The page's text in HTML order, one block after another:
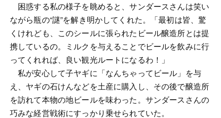
困惑する私の様子を眺めると、サンダースさんは笑い
ながら瓶の“謎”を解き明かしてくれた。「最初は皆、驚
くけれども、このシールに張られたビール醸造所とは提
携しているの。ミルクを与えることでビールを飲みに行
ってくれれば、良い観光ルートになるわ！」
私が安心して子ヤギに「なんちゃってビール」を与
え、ヤギの石けんなどを土産に購入し、その後で醸造所
を訪れて本物の地ビールを味わった。サンダースさんの
巧みな経営戦術にすっかり乗せられていた。